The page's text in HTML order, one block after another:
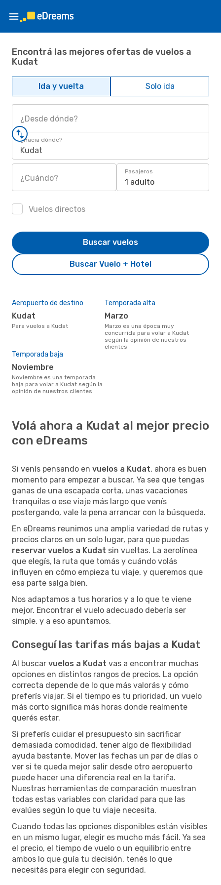
Encontrá las mejores ofertas de vuelos a
Kudat
Ida y vuelta Solo ida
¿Desde dónde?
¿Hacia dónde?
Kudat
¿Cuándo?
Pasajeros
1 adulto
Vuelos directos
Buscar Vuelo + Hotel
Buscar vuelos
Aeropuerto de destino
Kudat
Para vuelos a Kudat
Temporada alta
marzo
marzo es una época muy
concurrida para volar a Kudat
según la opinión de nuestros
clientes
Temporada baja
noviembre
noviembre es una temporada
baja para volar a Kudat según la
opinión de nuestros clientes
Volá ahora a Kudat al mejor precio
con eDreams
Si venís pensando en vuelos a Kudat, ahora es buen
momento para empezar a buscar. Ya sea que tengas
ganas de una escapada corta, unas vacaciones
tranquilas o ese viaje más largo que venís
postergando, vale la pena arrancar con la búsqueda.
En eDreams reunimos una amplia variedad de rutas y
precios claros en un solo lugar, para que puedas
reservar vuelos a Kudat sin vueltas. La aerolínea
que elegís, la ruta que tomás y cuándo volás
influyen en cómo empieza tu viaje, y queremos que
esa parte salga bien.
Nos adaptamos a tus horarios y a lo que te viene
mejor. Encontrar el vuelo adecuado debería ser
simple, y a eso apuntamos.
Conseguí las tarifas más bajas a Kudat
Al buscar vuelos a Kudat vas a encontrar muchas
opciones en distintos rangos de precios. La opción
correcta depende de lo que más valorás y cómo
preferís viajar. Si el tiempo es tu prioridad, un vuelo
más corto significa más horas donde realmente
querés estar.
Si preferís cuidar el presupuesto sin sacrificar
demasiada comodidad, tener algo de flexibilidad
ayuda bastante. Mover las fechas un par de días o
ver si te queda mejor salir desde otro aeropuerto
puede hacer una diferencia real en la tarifa.
Nuestras herramientas de comparación muestran
todas estas variables con claridad para que las
evalúes según lo que tu viaje necesita.
Cuando todas las opciones disponibles están visibles
en un mismo lugar, elegir es mucho más fácil. Ya sea
el precio, el tiempo de vuelo o un equilibrio entre
ambos lo que guía tu decisión, tenés lo que
necesitás para elegir con seguridad.